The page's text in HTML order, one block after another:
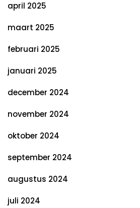
april 2025
maart 2025
februari 2025
januari 2025
december 2024
november 2024
oktober 2024
september 2024
augustus 2024
juli 2024